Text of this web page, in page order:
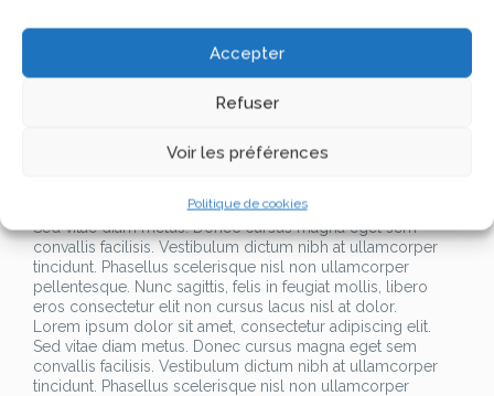
Accepter
Refuser
Voir les préférences
Politique de cookies
tincidunt. Phasellus scelerisque nisl non ullamcorper
pellentesque. Nunc sagittis, felis in feugiat mollis, libero
eros consectetur elit non cursus lacus nisl at dolor.
Sed vitae diam metus. Donec cursus magna eget sem
tincidunt. Phasellus scelerisque nisl non ullamcorper
pellentesque. Nunc sagittis, felis in feugiat mollis, libero
Lorem ipsum dolor sit amet, consectetur adipiscing elit.
Sed vitae diam metus. Donec cursus magna eget sem
convallis facilisis. Vestibulum dictum nibh at ullamcorper
tincidunt. Phasellus scelerisque nisl non ullamcorper
pellentesque. Nunc sagittis, felis in feugiat mollis, libero
eros consectetur elit non cursus lacus nisl at dolor.
Lorem ipsum dolor sit amet, consectetur adipiscing elit.
Sed vitae diam metus. Donec cursus magna eget sem
convallis facilisis. Vestibulum dictum nibh at ullamcorper
tincidunt. Phasellus scelerisque nisl non ullamcorper